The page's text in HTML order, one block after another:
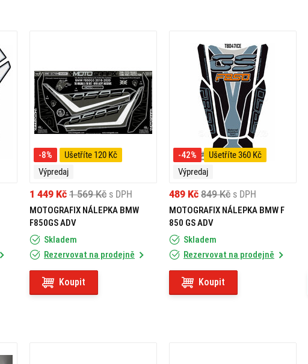
-8%
Ušetříte 120 Kč
Výpredaj
1 569 Kč
1 449 Kč s DPH
MOTOGRAFIX NÁLEPKA BMW
F850GS ADV
Skladem
Rezervovat na prodejně
Koupit
-42%
Ušetříte 360 Kč
Výpredaj
849 Kč
489 Kč s DPH
MOTOGRAFIX NÁLEPKA BMW F
850 GS ADV
Skladem
Rezervovat na prodejně
Koupit